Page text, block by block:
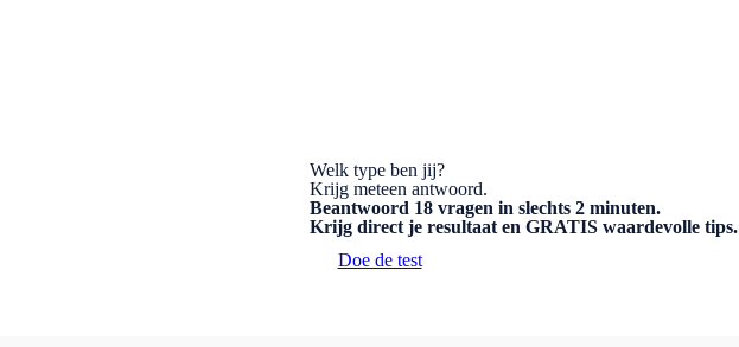
Welk type ben jij?
Krijg meteen antwoord.
Beantwoord 18 vragen in slechts 2 minuten.
Krijg direct je resultaat en GRATIS waardevolle tips.
Doe de test